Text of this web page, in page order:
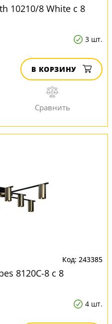
10210/8 White с 8
3 шт.
В КОРЗИНУ
243385
8120C-8 с 8
4 шт.